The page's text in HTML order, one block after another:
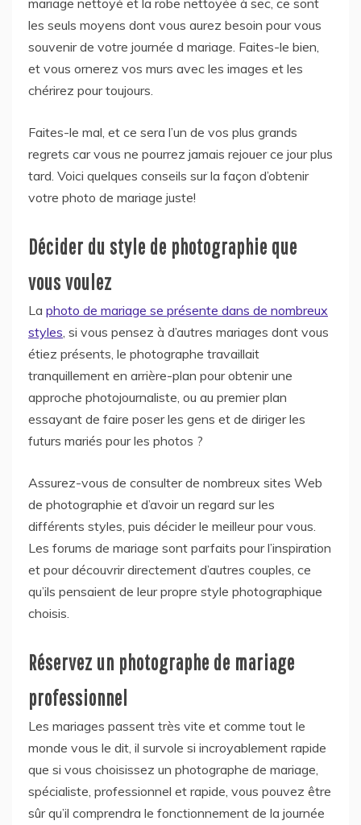
les seuls moyens dont vous aurez besoin pour vous
souvenir de votre journée d mariage. Faites-le bien,
et vous ornerez vos murs avec les images et les
chérirez pour toujours.
Faites-le mal, et ce sera l’un de vos plus grands
regrets car vous ne pourrez jamais rejouer ce jour plus
tard. Voici quelques conseils sur la façon d’obtenir
votre photo de mariage juste!
Décider du style de photographie que
vous voulez
La photo de mariage se présente dans de nombreux
styles , si vous pensez à d’autres mariages dont vous
étiez présents, le photographe travaillait
tranquillement en arrière-plan pour obtenir une
approche photojournaliste, ou au premier plan
essayant de faire poser les gens et de diriger les
futurs mariés pour les photos ?
Assurez-vous de consulter de nombreux sites Web
de photographie et d’avoir un regard sur les
différents styles, puis décider le meilleur pour vous.
Les forums de mariage sont parfaits pour l’inspiration
et pour découvrir directement d’autres couples, ce
qu’ils pensaient de leur propre style photographique
choisis.
Réservez un photographe de mariage
professionnel
Les mariages passent très vite et comme tout le
monde vous le dit, il survole si incroyablement rapide
que si vous choisissez un photographe de mariage,
spécialiste, professionnel et rapide, vous pouvez être
sûr qu’il comprendra le fonctionnement de la journée